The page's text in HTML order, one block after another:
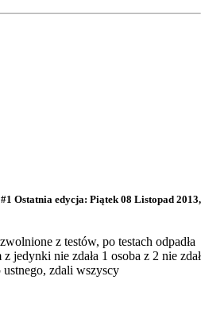
#1 Ostatnia edycja: Piątek 08 Listopad 2013,
z testów, po testach odpadła
jedynki nie zdała 1 osoba z 2 nie zdał
zdali wszyscy